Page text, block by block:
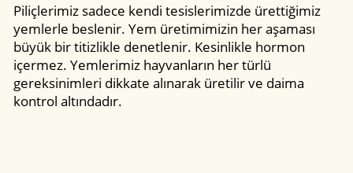
Piliçlerimiz sadece kendi tesislerimizde ürettiğimiz
yemlerle beslenir. Yem üretimimizin her aşaması
büyük bir titizlikle denetlenir. Kesinlikle hormon
içermez. Yemlerimiz hayvanların her türlü
gereksinimleri dikkate alınarak üretilir ve daima
kontrol altındadır.